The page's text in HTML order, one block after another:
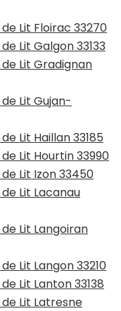
Lit Floirac 33270
Lit Galgon 33133
Lit Gradignan
Lit Gujan-
Lit Haillan 33185
Lit Hourtin 33990
Lit Izon 33450
Lit Lacanau
Lit Langoiran
Lit Langon 33210
Lit Lanton 33138
Lit Latresne